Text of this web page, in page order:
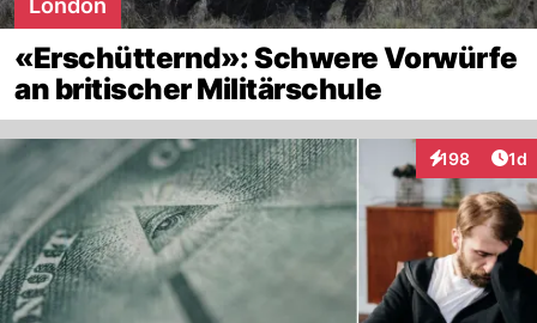
London
«Erschütternd»: Schwere Vorwürfe
an britischer Militärschule
198
Interaktionen
1d